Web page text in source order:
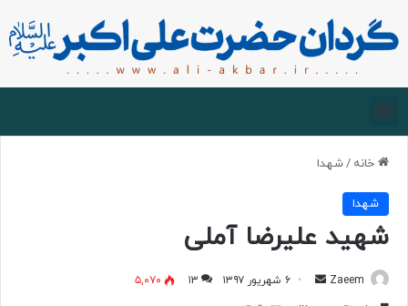
خانه /شهدا
شهدا
شهید علیرضا آملی
Zaeem ۶ شهریور ۱۳۹۷ ۱۳
۵,۰۷۰